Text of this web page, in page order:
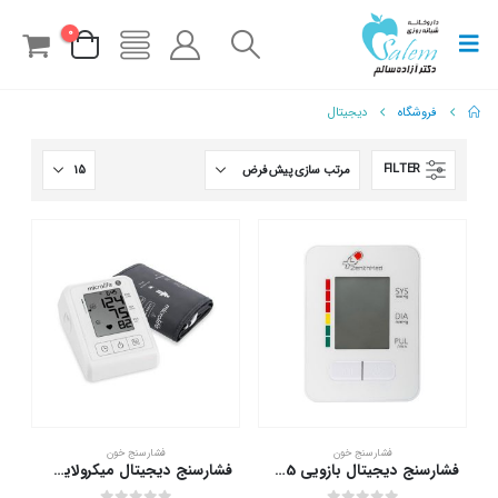
0
فروشگاه دیجیتال
FILTER
فشارسنج خون
فشارسنج دیجیتال بازویی LD-575 زنیت مد
فشارسنج خون
فشارسنج دیجیتال میکرولایف مدل BP B1 Classic